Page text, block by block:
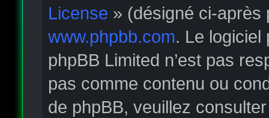
License » (désigné ci-après
www.phpbb.com. Le logiciel
phpBB Limited n’est pas
pas comme contenu ou
de phpBB, veuillez